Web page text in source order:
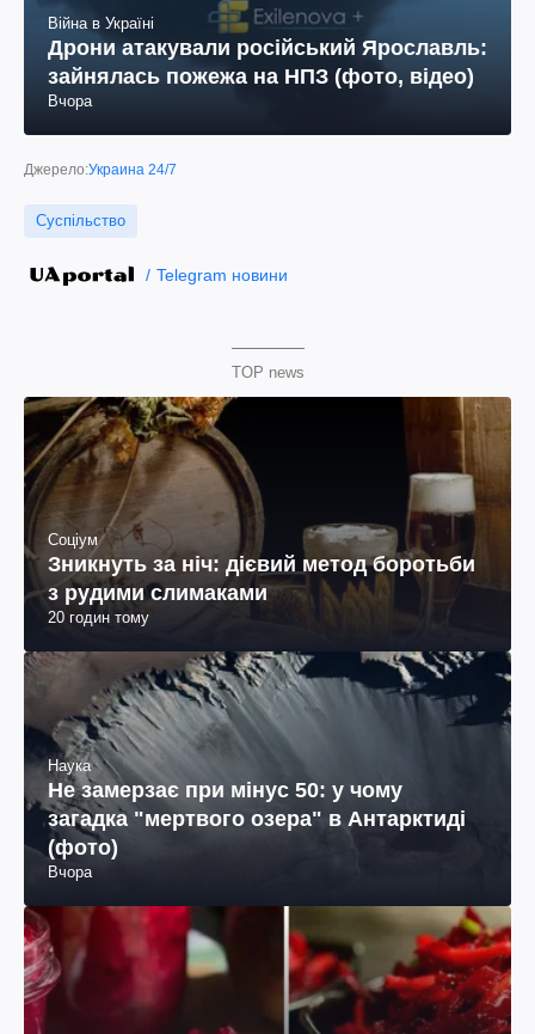
Війна в Україні
Дрони атакували російський Ярославль:
зайнялась пожежа на НПЗ (фото, відео)
Вчора
Джерело:Украина 24/7
Суспільство
Telegram новини
TOP news
Соціум
Зникнуть за ніч: дієвий метод боротьби
з рудими слимаками
20 годин тому
Наука
Не замерзає при мінус 50: у чому
загадка "мертвого озера" в Антарктиді
(фото)
Вчора